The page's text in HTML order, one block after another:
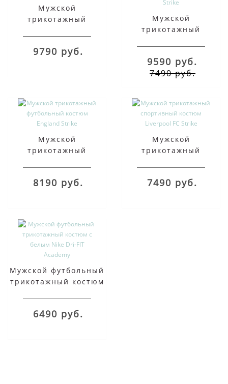
Мужской
трикотажный
9790 руб.
Мужской
трикотажный
Strike
9590 руб.
7490 руб.
Мужской
трикотажный
8190 руб.
Мужской
трикотажный
7490 руб.
Мужской футбольный
трикотажный костюм
6490 руб.